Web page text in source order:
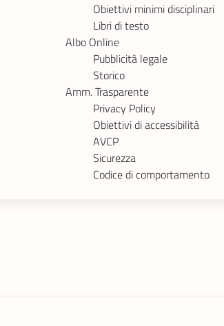
Obiettivi minimi disciplinari
Libri di testo
Albo Online
Pubblicità legale
Storico
Amm. Trasparente
Privacy Policy
Obiettivi di accessibilità
AVCP
Sicurezza
Codice di comportamento